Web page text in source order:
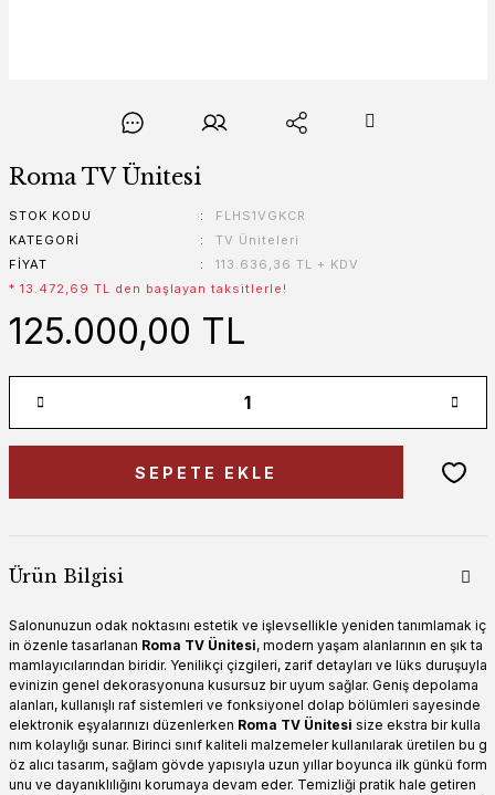
Roma TV Ünitesi
STOK KODU
FLHS1VGKCR
KATEGORI
TV Üniteleri
FIYAT
113.636,36 TL + KDV
* 13.472,69 TL den başlayan taksitlerle!
125.000,00 TL
SEPETE EKLE
Ürün Bilgisi
Salonunuzun odak noktasını estetik ve işlevsellikle yeniden tanımlamak iç
in özenle tasarlanan Roma TV Ünitesi, modern yaşam alanlarının en şık ta
mamlayıcılarından biridir. Yenilikçi çizgileri, zarif detayları ve lüks duruşuyla
evinizin genel dekorasyonuna kusursuz bir uyum sağlar. Geniş depolama
alanları, kullanışlı raf sistemleri ve fonksiyonel dolap bölümleri sayesinde
elektronik eşyalarınızı düzenlerken Roma TV Ünitesi size ekstra bir kulla
nım kolaylığı sunar. Birinci sınıf kaliteli malzemeler kullanılarak üretilen bu g
öz alıcı tasarım, sağlam gövde yapısıyla uzun yıllar boyunca ilk günkü form
unu ve dayanıklılığını korumaya devam eder. Temizliği pratik hale getiren